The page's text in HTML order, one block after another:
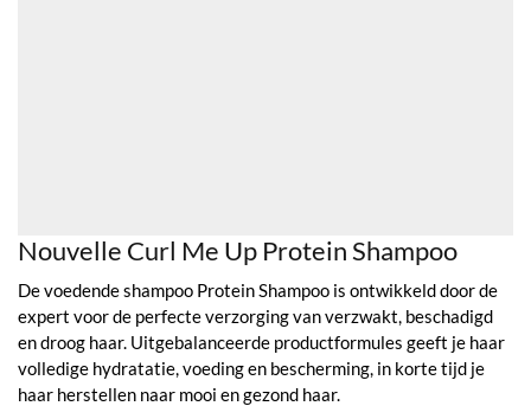
Nouvelle Curl Me Up Protein Shampoo
De voedende shampoo Protein Shampoo is ontwikkeld door de
expert voor de perfecte verzorging van verzwakt, beschadigd
en droog haar. Uitgebalanceerde productformules geeft je haar
volledige hydratatie, voeding en bescherming, in korte tijd je
haar herstellen naar mooi en gezond haar.